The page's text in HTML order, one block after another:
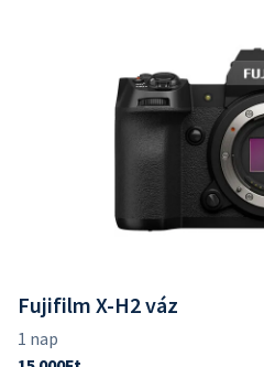
Fujifilm X-H2 váz